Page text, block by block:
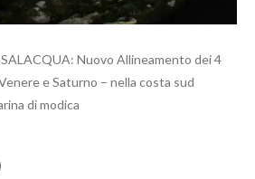
Nuovo Allineamento dei 4
e Saturno – nella costa sud
di modica